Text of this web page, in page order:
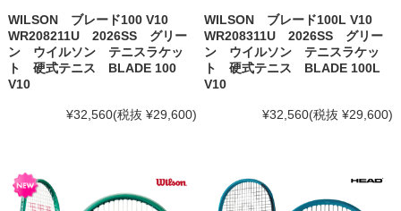
WILSON ブレード100 V10
WR208211U 2026SS グリー
ン ウイルソン テニスラケッ
ト 硬式テニス BLADE 100
V10
¥32,560(税抜 ¥29,600)
WILSON ブレード100L V10
WR208311U 2026SS グリー
ン ウイルソン テニスラケッ
ト 硬式テニス BLADE 100L
V10
¥32,560(税抜 ¥29,600)